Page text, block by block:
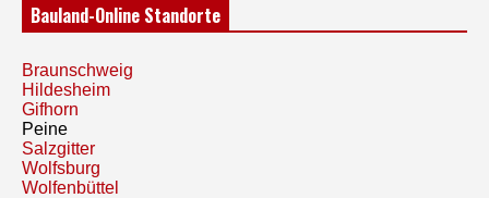
Bauland-Online Standorte
Braunschweig
Hildesheim
Gifhorn
Peine
Salzgitter
Wolfsburg
Wolfenbüttel